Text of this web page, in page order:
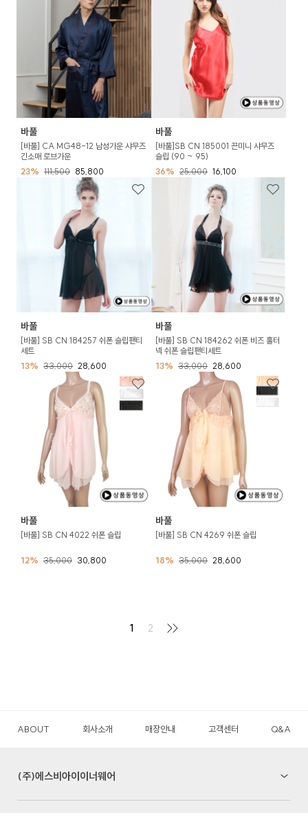
바풀
[바풀] CA MG48-12 남성가운 샤무즈
긴소매 로브가운
23% 111,500 85,800
바풀
[바풀]SB CN 185001 끈미니 샤무즈
슬립 (90 ~ 95)
36% 25,000 16,100
바풀
[바풀] SB CN 184257 쉬폰 슬립팬티
세트
13% 33,000 28,600
바풀
[바풀] SB CN 184262 쉬폰 비즈 홀터
넥 쉬폰 슬립팬티세트
13% 33,000 28,600
바풀
[바풀] SB CN 4022 쉬폰 슬립
12% 35,000 30,800
바풀
[바풀] SB CN 4269 쉬폰 슬립
18% 35,000 28,600
1 2
ABOUT 회사소개 매장안내 고객센터 Q&A
(주)에스비아이이너웨어